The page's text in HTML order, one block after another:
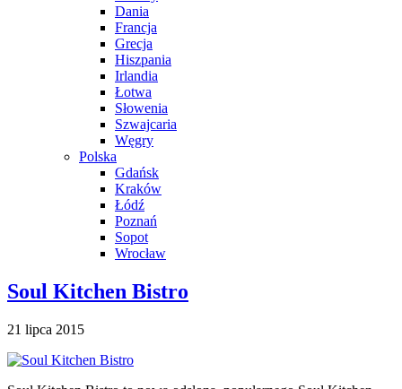
Dania
Francja
Grecja
Hiszpania
Irlandia
Łotwa
Słowenia
Szwajcaria
Węgry
Polska
Gdańsk
Kraków
Łódź
Poznań
Sopot
Wrocław
Soul Kitchen Bistro
21 lipca 2015